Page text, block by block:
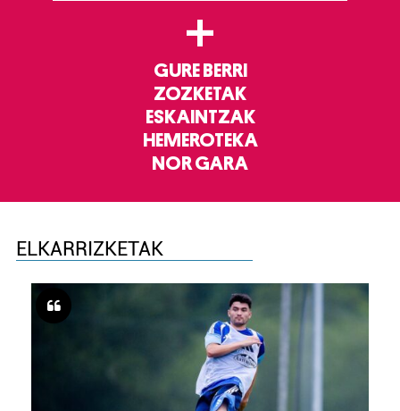
+
GURE BERRI
ZOZKETAK
ESKAINTZAK
HEMEROTEKA
NOR GARA
ELKARRIZKETAK